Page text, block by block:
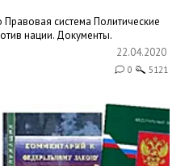
Правовая система Политические
нации. Документы.
22.04.2020
0 5121